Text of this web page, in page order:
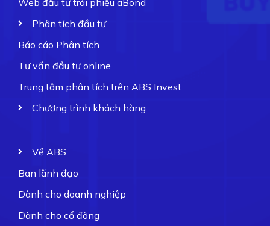
Phân tích đầu tư
Báo cáo Phân tích
Tư vấn đầu tư online
Trung tâm phân tích trên ABS Invest
Chương trình khách hàng
Về ABS
Ban lãnh đạo
Dành cho doanh nghiệp
Dành cho cổ đông